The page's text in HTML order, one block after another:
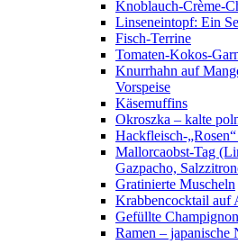
Knoblauch-Crème-
Linseneintopf: Ein
Fisch-Terrine
Tomaten-Kokos-
Knurrhahn auf
Vorspeise
Käsemuffins
Okroszka – kalte
Hackfleisch-
Mallorcaobst-Tag
Gazpacho,
Gratinierte Muscheln
Krabbencocktail auf
Gefüllte
Ramen – japanische